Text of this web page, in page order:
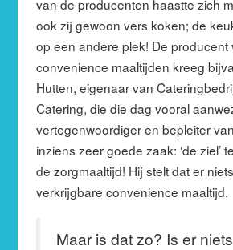
van de producenten haastte zich
ook zij gewoon vers koken; de
op een andere plek! De producent
convenience maaltijden kreeg
Hutten, eigenaar van
Catering, die die dag vooral
vertegenwoordiger en bepleiter
inziens zeer goede zaak: ‘de ziel’
de zorgmaaltijd! Hij stelt dat er
verkrijgbare convenience maaltijd.
Maar is dat zo? Is er